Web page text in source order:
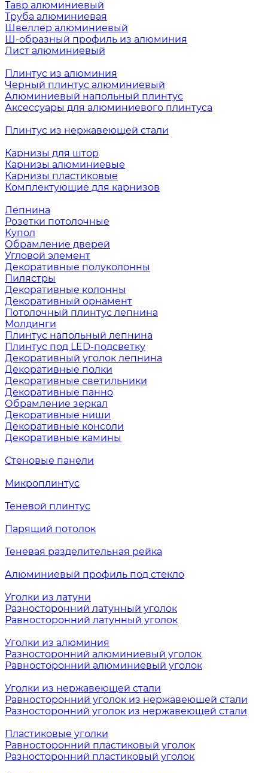
Тавр алюминиевый
Труба алюминиевая
Швеллер алюминиевый
Ш-образный профиль из алюминия
Лист алюминиевый
Плинтус из алюминия
Черный плинтус алюминиевый
Алюминиевый напольный плинтус
Аксессуары для алюминиевого плинтуса
Плинтус из нержавеющей стали
Карнизы для штор
Карнизы алюминиевые
Карнизы пластиковые
Комплектующие для карнизов
Лепнина
Розетки потолочные
Купол
Обрамление дверей
Угловой элемент
Декоративные полуколонны
Пилястры
Декоративные колонны
Декоративный орнамент
Потолочный плинтус лепнина
Молдинги
Плинтус напольный лепнина
Плинтус под LED-подсветку
Декоративный уголок лепнина
Декоративные полки
Декоративные светильники
Декоративные панно
Обрамление зеркал
Декоративные ниши
Декоративные консоли
Декоративные камины
Стеновые панели
Микроплинтус
Теневой плинтус
Парящий потолок
Теневая разделительная рейка
Алюминиевый профиль под стекло
Уголки из латуни
Разносторонний латунный уголок
Равносторонний латунный уголок
Уголки из алюминия
Разносторонний алюминиевый уголок
Равносторонний алюминиевый уголок
Уголки из нержавеющей стали
Равносторонний уголок из нержавеющей стали
Разносторонний уголок из нержавеющей стали
Пластиковые уголки
Равносторонний пластиковый уголок
Разносторонний пластиковый уголок